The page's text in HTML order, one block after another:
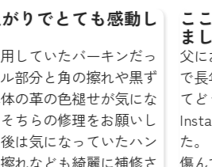
りでとても感動し
していたバーキンだっ
部分と角の擦れや黒ず
の革の色褪せが気にな
ちらの修理をお願いし
は気になっていたハン
れなども綺麗に補修さ
こ
ま
父
で
て
た。
傷ん